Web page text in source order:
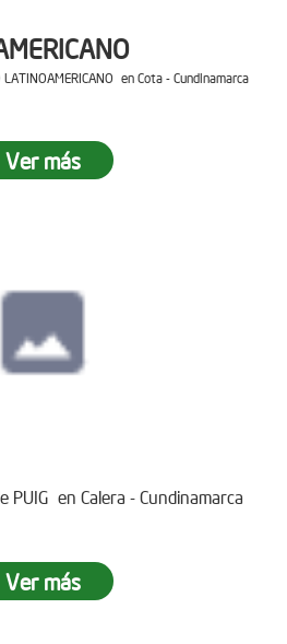
en Cota - Cundinamarca
Ver más
PUIG en Calera - Cundinamarca
Ver más